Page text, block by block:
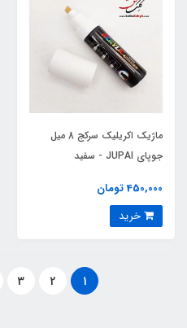
ماژیک اکریلیک سرکج 8 میل
جوپای JUPAI - سفید
450,000 تومان
1
2
3